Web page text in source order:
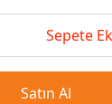
Sepete
Satın Al